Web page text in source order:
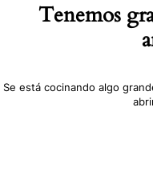
Tenemos
Se está cocinando algo